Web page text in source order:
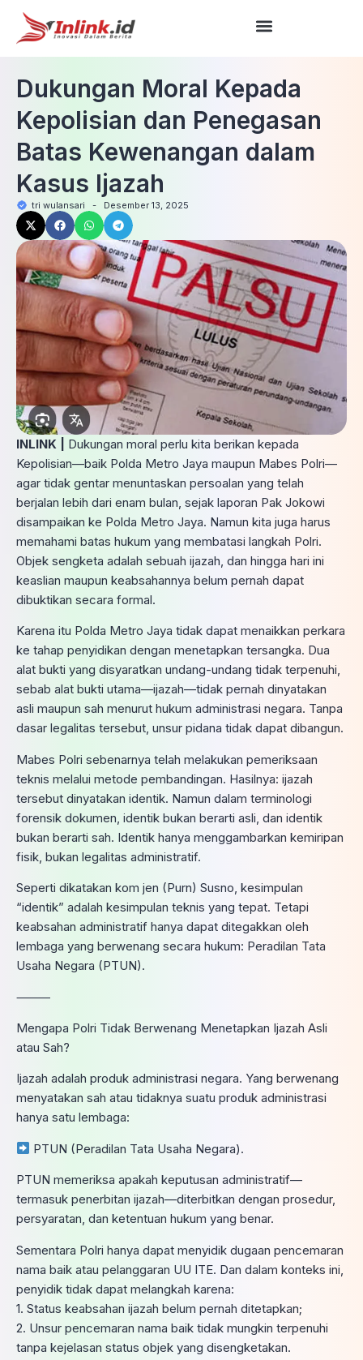
Dukungan Moral Kepada
Kepolisian dan Penegasan
Batas Kewenangan dalam
Kasus Ijazah
tri wulansari - Desember 13, 2025
INLINK |
Dukungan moral perlu kita berikan kepada
Kepolisian—baik Polda Metro Jaya maupun Mabes Polri—
agar tidak gentar menuntaskan persoalan yang telah
berjalan lebih dari enam bulan, sejak laporan Pak Jokowi
disampaikan ke Polda Metro Jaya. Namun kita juga harus
memahami batas hukum yang membatasi langkah Polri.
Objek sengketa adalah sebuah ijazah, dan hingga hari ini
keaslian maupun keabsahannya belum pernah dapat
dibuktikan secara formal.
Karena itu Polda Metro Jaya tidak dapat menaikkan perkara
ke tahap penyidikan dengan menetapkan tersangka. Dua
alat bukti yang disyaratkan undang-undang tidak terpenuhi,
sebab alat bukti utama—ijazah—tidak pernah dinyatakan
asli maupun sah menurut hukum administrasi negara. Tanpa
dasar legalitas tersebut, unsur pidana tidak dapat dibangun.
Mabes Polri sebenarnya telah melakukan pemeriksaan
teknis melalui metode pembandingan. Hasilnya: ijazah
tersebut dinyatakan identik. Namun dalam terminologi
forensik dokumen, identik bukan berarti asli, dan identik
bukan berarti sah. Identik hanya menggambarkan kemiripan
fisik, bukan legalitas administratif.
Seperti dikatakan kom jen (Purn) Susno, kesimpulan
“identik” adalah kesimpulan teknis yang tepat. Tetapi
keabsahan administratif hanya dapat ditegakkan oleh
lembaga yang berwenang secara hukum: Peradilan Tata
Usaha Negara (PTUN).
⸻
Mengapa Polri Tidak Berwenang Menetapkan Ijazah Asli
atau Sah?
Ijazah adalah produk administrasi negara. Yang berwenang
menyatakan sah atau tidaknya suatu produk administrasi
hanya satu lembaga:
PTUN (Peradilan Tata Usaha Negara).
PTUN memeriksa apakah keputusan administratif—
termasuk penerbitan ijazah—diterbitkan dengan prosedur,
persyaratan, dan ketentuan hukum yang benar.
Sementara Polri hanya dapat menyidik dugaan pencemaran
nama baik atau pelanggaran UU ITE. Dan dalam konteks ini,
penyidik tidak dapat melangkah karena:
1. Status keabsahan ijazah belum pernah ditetapkan;
2. Unsur pencemaran nama baik tidak mungkin terpenuhi
tanpa kejelasan status objek yang disengketakan.